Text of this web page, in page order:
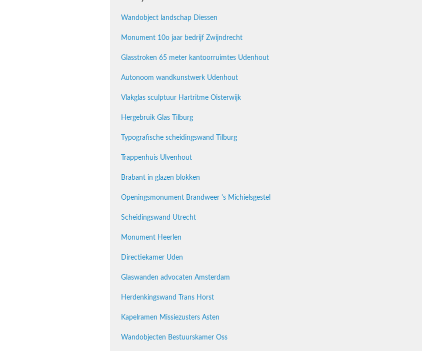
Wandobject landschap Diessen
Monument 10o jaar bedrijf Zwijndrecht
Glasstroken 65 meter kantoorruimtes Udenhout
Autonoom wandkunstwerk Udenhout
Vlakglas sculptuur Hartritme Oisterwijk
Hergebruik Glas Tilburg
Typografische scheidingswand Tilburg
Trappenhuis Ulvenhout
Brabant in glazen blokken
Openingsmonument Brandweer 's Michielsgestel
Scheidingswand Utrecht
Monument Heerlen
Directiekamer Uden
Glaswanden advocaten Amsterdam
Herdenkingswand Trans Horst
Kapelramen Missiezusters Asten
Wandobjecten Bestuurskamer Oss